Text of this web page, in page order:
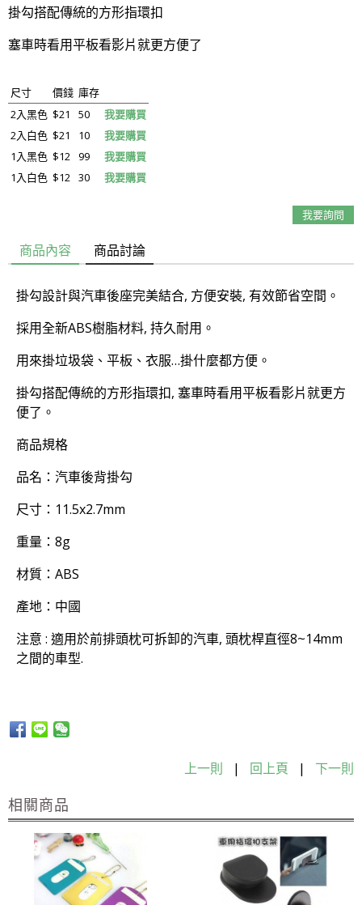
掛勾搭配傳統的方形指環扣
塞車時看用平板看影片就更方便了
尺寸 價錢 庫存
2入黑色 $21 50
我要購買
2入白色 $21 10
我要購買
1入黑色 $12 99
我要購買
1入白色 $12 30 我要購買
我要詢問
商品內容 商品討論
掛勾設計與汽車後座完美結合, 方便安裝, 有效節省空間。
採用全新ABS樹脂材料, 持久耐用。
用來掛垃圾袋、平板、衣服…掛什麼都方便。
掛勾搭配傳統的方形指環扣, 塞車時看用平板看影片就更方
便了。
商品規格
品名：汽車後背掛勾
尺寸：11.5x2.7mm
重量：8g
材質：ABS
產地：中國
注意 : 適用於前排頭枕可拆卸的汽車, 頭枕桿直徑8~14mm
之間的車型.
上一則 | 回上頁 | 下一則
相關商品